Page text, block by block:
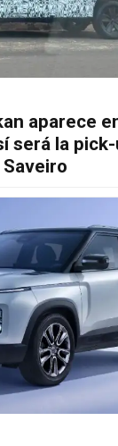
aparece
será la